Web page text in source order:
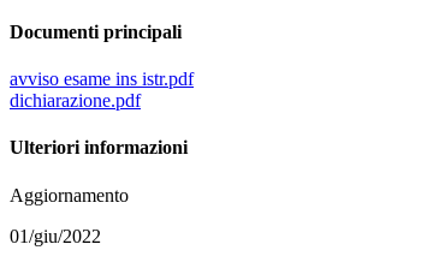
Documenti principali
avviso esame ins istr.pdf
dichiarazione.pdf
Ulteriori informazioni
Aggiornamento
01/giu/2022